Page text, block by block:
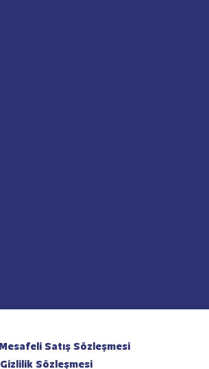
Mesafeli Satış Sözleşmesi
Gizlilik Sözleşmesi